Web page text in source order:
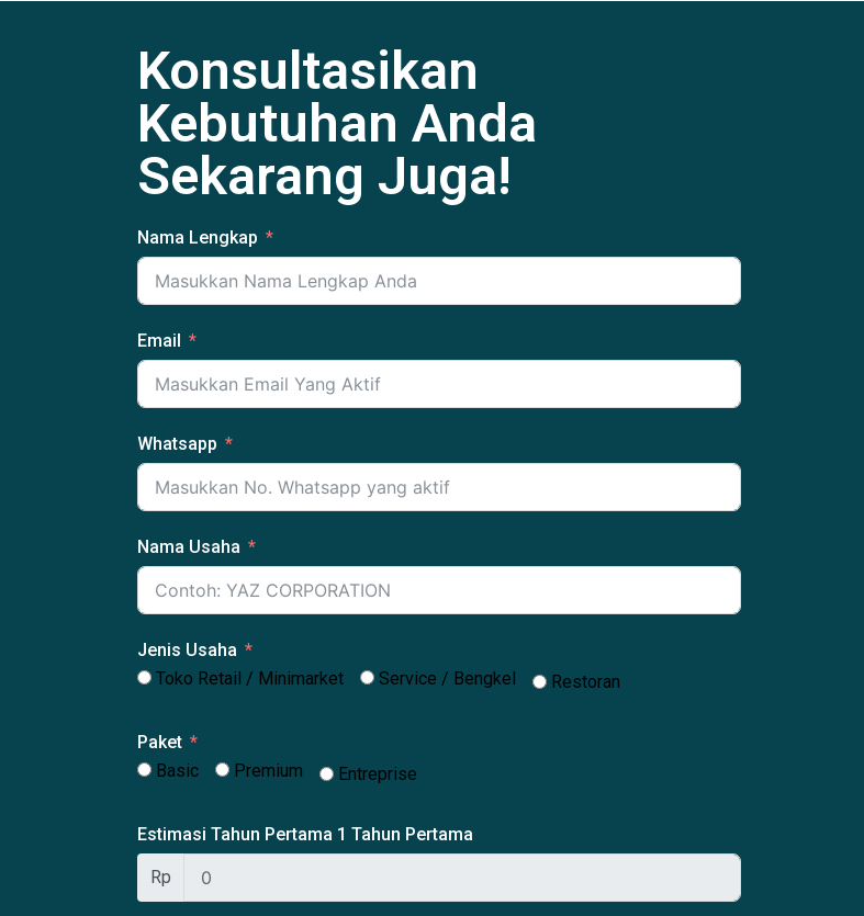
Konsultasikan
Kebutuhan Anda
Sekarang Juga!
Nama Lengkap
Email
Whatsapp
Nama Usaha
Jenis Usaha
Toko Retail / Minimarket
Service / Bengkel Restoran
Paket
Basic
Premium Entreprise
Estimasi Tahun Pertama 1 Tahun Pertama
Rp